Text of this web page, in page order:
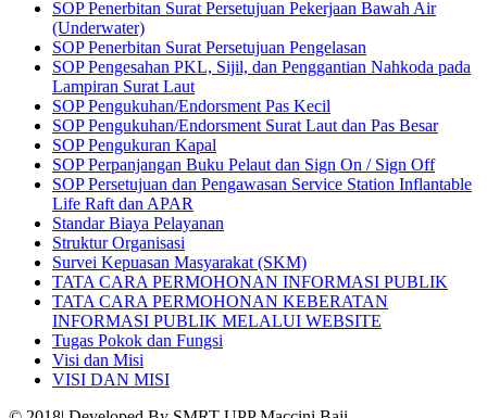
SOP Penerbitan Surat Persetujuan Pekerjaan Bawah Air
(Underwater)
SOP Penerbitan Surat Persetujuan Pengelasan
SOP Pengesahan PKL, Sijil, dan Penggantian Nahkoda pada
Lampiran Surat Laut
SOP Pengukuhan/Endorsment Pas Kecil
SOP Pengukuhan/Endorsment Surat Laut dan Pas Besar
SOP Pengukuran Kapal
SOP Perpanjangan Buku Pelaut dan Sign On / Sign Off
SOP Persetujuan dan Pengawasan Service Station Inflantable
Life Raft dan APAR
Standar Biaya Pelayanan
Struktur Organisasi
Survei Kepuasan Masyarakat (SKM)
TATA CARA PERMOHONAN INFORMASI PUBLIK
TATA CARA PERMOHONAN KEBERATAN
INFORMASI PUBLIK MELALUI WEBSITE
Tugas Pokok dan Fungsi
Visi dan Misi
VISI DAN MISI